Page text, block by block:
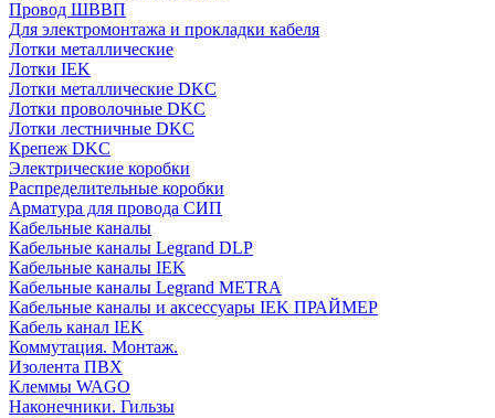
Провод ШВВП
Для электромонтажа и прокладки кабеля
Лотки металлические
Лотки IEK
Лотки металлические DKC
Лотки проволочные DKC
Лотки лестничные DKC
Крепеж DKC
Электрические коробки
Распределительные коробки
Арматура для провода СИП
Кабельные каналы
Кабельные каналы Legrand DLP
Кабельные каналы IEK
Кабельные каналы Legrand METRA
Кабельные каналы и аксессуары IEK ПРАЙМЕР
Кабель канал IEK
Коммутация. Монтаж.
Изолента ПВХ
Клеммы WAGO
Наконечники. Гильзы